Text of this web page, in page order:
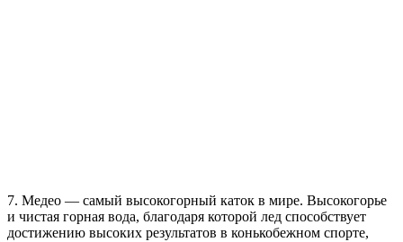
7. Медео — самый высокогорный каток в мире. Высокогорье
и чистая горная вода, благодаря которой лед способствует
достижению высоких результатов в конькобежном спорте,